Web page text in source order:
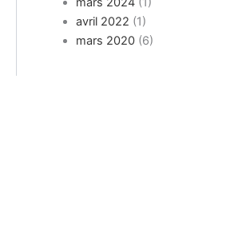
avril 2022 (1)
mars 2020(6)